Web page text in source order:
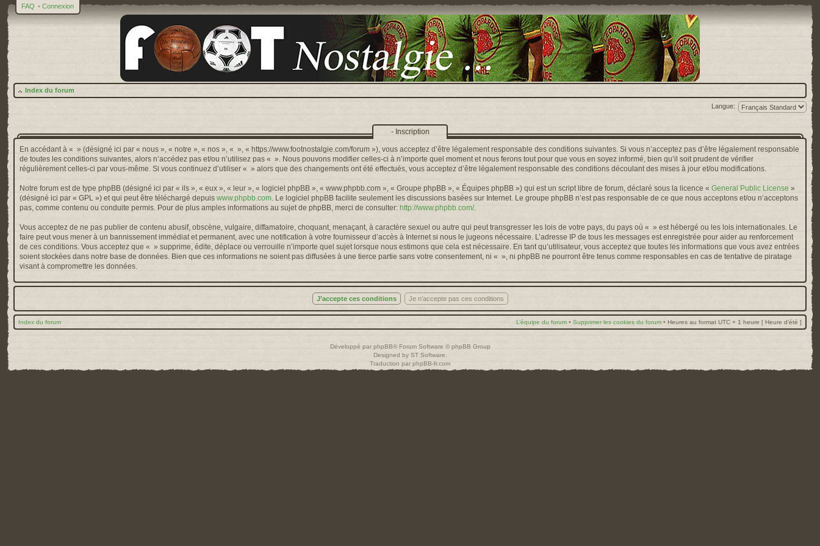
FAQ • Connexion
Index du forum
Langue:
- Inscription
En accédant à « » (désigné ici par « nous », « notre », « nos », « », « https://www.footnostalgie.com/forum »), vous acceptez d’être légalement responsable des conditions suivantes. Si vous n’acceptez pas d’être légalement responsable
de toutes les conditions suivantes, alors n’accédez pas et/ou n’utilisez pas « ». Nous pouvons modifier celles-ci à n’importe quel moment et nous ferons tout pour que vous en soyez informé, bien qu’il soit prudent de vérifier
régulièrement celles-ci par vous-même. Si vous continuez d’utiliser « » alors que des changements ont été effectués, vous acceptez d’être légalement responsable des conditions découlant des mises à jour et/ou modifications.
Notre forum est de type phpBB (désigné ici par « ils », « eux », « leur », « logiciel phpBB », « www.phpbb.com », « Groupe phpBB », « Équipes phpBB ») qui est un script libre de forum, déclaré sous la licence « General Public License »
(désigné ici par « GPL ») et qui peut être téléchargé depuis www.phpbb.com . Le logiciel phpBB facilite seulement les discussions basées sur Internet. Le groupe phpBB n’est pas responsable de ce que nous acceptons et/ou n’acceptons
pas, comme contenu ou conduite permis. Pour de plus amples informations au sujet de phpBB, merci de consulter: http://www.phpbb.com/.
Vous acceptez de ne pas publier de contenu abusif, obscène, vulgaire, diffamatoire, choquant, menaçant, à caractère sexuel ou autre qui peut transgresser les lois de votre pays, du pays où « » est hébergé ou les lois internationales. Le
faire peut vous mener à un bannissement immédiat et permanent, avec une notification à votre fournisseur d’accès à Internet si nous le jugeons nécessaire. L’adresse IP de tous les messages est enregistrée pour aider au renforcement
de ces conditions. Vous acceptez que « » supprime, édite, déplace ou verrouille n’importe quel sujet lorsque nous estimons que cela est nécessaire. En tant qu’utilisateur, vous acceptez que toutes les informations que vous avez entrées
soient stockées dans notre base de données. Bien que ces informations ne soient pas diffusées à une tierce partie sans votre consentement, ni « », ni phpBB ne pourront être tenus comme responsables en cas de tentative de piratage
visant à compromettre les données.
Index du forum L’équipe du forum • Supprimer les cookies du forum • Heures au format UTC + 1 heure [ Heure d’été ]
Développé parphpBB® Forum Software © phpBB Group
Designed by ST Software
Traduction par phpBB-fr.com